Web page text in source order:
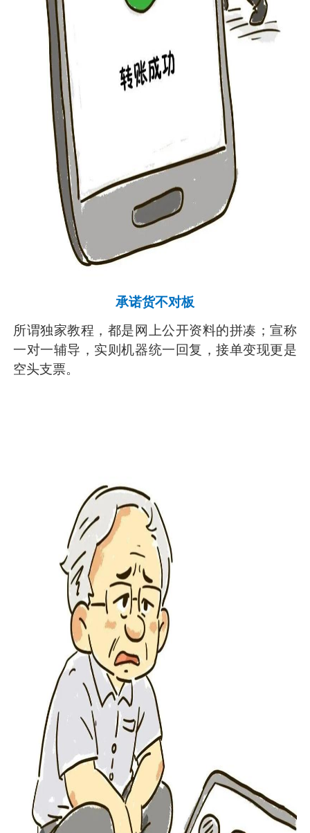
承诺货不对板
所谓独家教程，都是网上公开资料的拼凑；宣称
一对一辅导，实则机器统一回复，接单变现更是
空头支票。